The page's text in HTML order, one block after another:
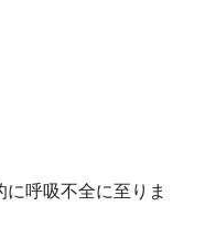
呼吸不全に至りま